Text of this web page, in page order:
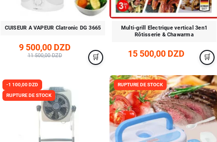
CUISEUR A VAPEUR Clatronic DG 3665
9 500,00 DZD
11 500,00 DZD
Multi-grill Electrique vertical 3en1
Rôtisserie & Chawarma
15 500,00 DZD
-1 100,00 DZD
RUPTURE DE STOCK
RUPTURE DE STOCK